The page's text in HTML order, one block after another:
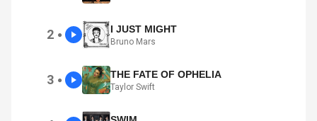
2 ● I JUST MIGHT
Bruno Mars
3 ● THE FATE OF OPHELIA
Taylor Swift